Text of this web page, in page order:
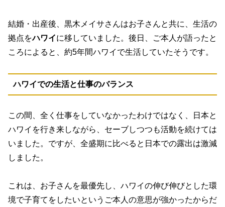
結婚・出産後、黒木メイサさんはお子さんと共に、生活の
拠点をハワイに移していました。後日、ご本人が語ったと
ころによると、約5年間ハワイで生活していたそうです。
ハワイでの生活と仕事のバランス
この間、全く仕事をしていなかったわけではなく、日本と
ハワイを行き来しながら、セーブしつつも活動を続けては
いました。ですが、全盛期に比べると日本での露出は激減
しました。
これは、お子さんを最優先し、ハワイの伸び伸びとした環
境で子育てをしたいというご本人の意思が強かったからだ